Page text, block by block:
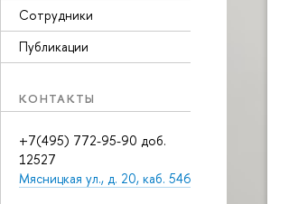
Сотрудники
Публикации
КОНТАКТЫ
+7(495) 772-95-90 доб.
12527
Мясницкая ул., д. 20, каб. 546